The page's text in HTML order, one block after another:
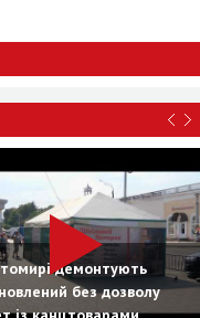
демонтують
без дозволу